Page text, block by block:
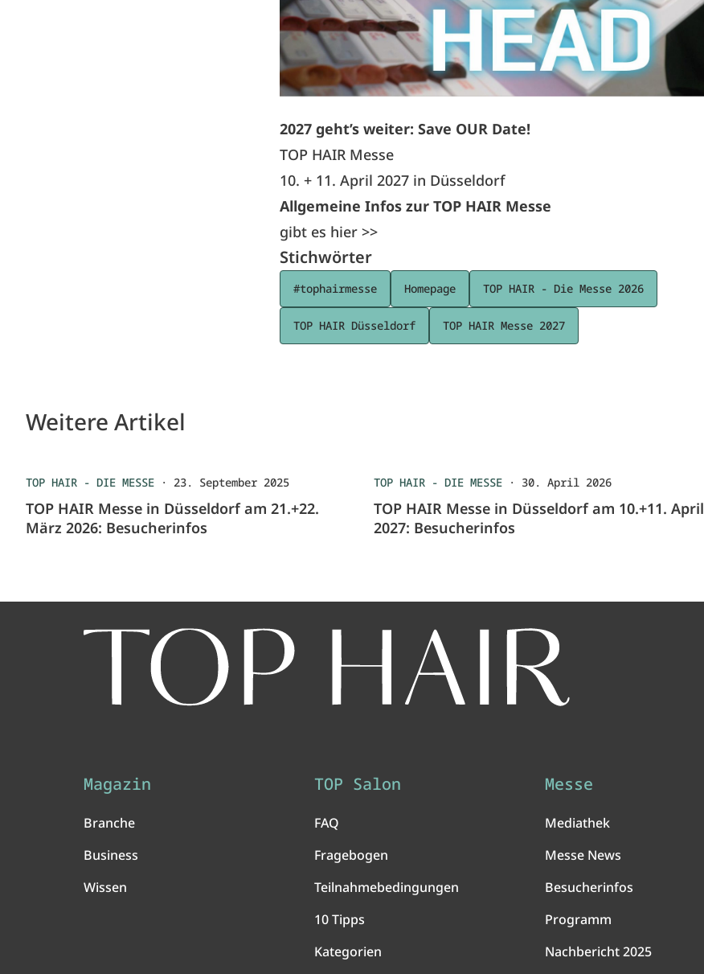
2027 geht’s weiter: Save OUR Date!
TOP HAIR Messe
10. + 11. April 2027 in Düsseldorf
Allgemeine Infos zur TOP HAIR Messe
gibt es hier >>
Stichwörter
#tophairmesse Homepage TOP HAIR - Die Messe 2026
TOP HAIR Düsseldorf TOP HAIR Messe 2027
Weitere Artikel
TOP HAIR - DIE MESSE · 23. September 2025
TOP HAIR Messe in Düsseldorf am 21.+22.
März 2026: Besucherinfos
TOP HAIR - DIE MESSE · 30. April 2026
TOP HAIR Messe in Düsseldorf am 10.+11. April
2027: Besucherinfos
Magazin
Branche
Business
Wissen
TOP Salon
FAQ
Fragebogen
Teilnahmebedingungen
10 Tipps
Kategorien
Messe
Mediathek
Messe News
Besucherinfos
Programm
Nachbericht 2025